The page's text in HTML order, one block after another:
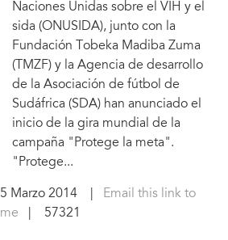
Naciones Unidas sobre el VIH y el
sida (ONUSIDA), junto con la
Fundación Tobeka Madiba Zuma
(TMZF) y la Agencia de desarrollo
de la Asociación de fútbol de
Sudáfrica (SDA) han anunciado el
inicio de la gira mundial de la
campaña "Protege la meta".
"Protege...
5 Marzo 2014|
Email this link to
me | 57321